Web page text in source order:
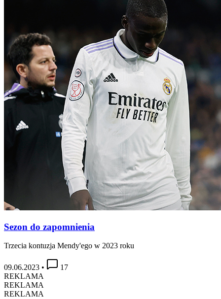
Sezon do zapomnienia
Trzecia kontuzja Mendy'ego w 2023 roku
09.06.2023 •
17
REKLAMA
REKLAMA
REKLAMA